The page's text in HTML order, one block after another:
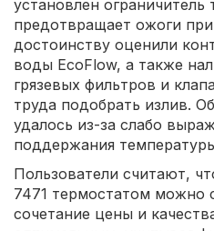
установлен
предотвращает ожоги
достоинству оценили
воды EcoFlow, а также
грязевых фильтров и
труда подобрать излив.
удалось из-за слабо
поддержания
Пользователи считают,
7471 термостатом можно
сочетание цены и